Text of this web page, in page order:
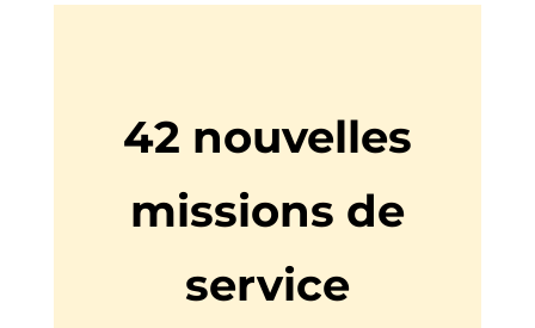
42 nouvelles
missions de
service